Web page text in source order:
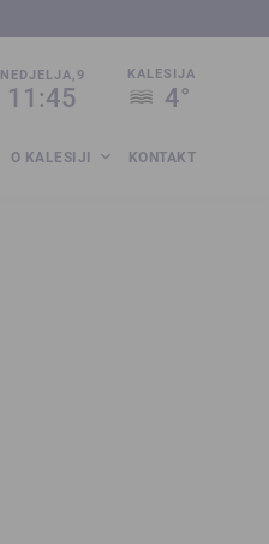
NEDJELJA,9
11:45
KALESIJA
4°
O KALESIJI KONTAKT